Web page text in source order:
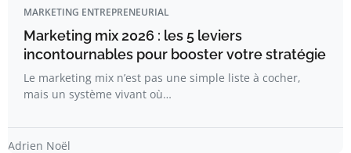
MARKETING ENTREPRENEURIAL
Marketing mix 2026 : les 5 leviers
incontournables pour booster votre stratégie
Le marketing mix n’est pas une simple liste à cocher,
mais un système vivant où…
Adrien Noël